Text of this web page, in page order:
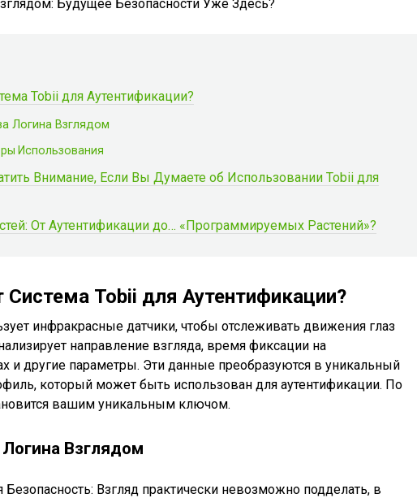
Tobii для Аутентификации?
Логина Взглядом
Использования
Внимание, Если Вы Думаете об Использовании Tobii для
От Аутентификации до… «Программируемых Растений»?
Система Tobii для Аутентификации?
инфракрасные датчики, чтобы отслеживать движения глаз
направление взгляда, время фиксации на
и другие параметры. Эти данные преобразуются в уникальный
который может быть использован для аутентификации. По
вашим уникальным ключом.
Взглядом
Взгляд практически невозможно подделать, в